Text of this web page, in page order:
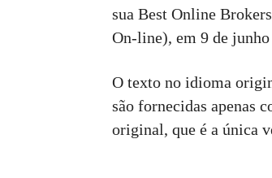
sua Best Online
On-line), em 9 de junho
O texto no idioma
são fornecidas apenas
original, que é a única